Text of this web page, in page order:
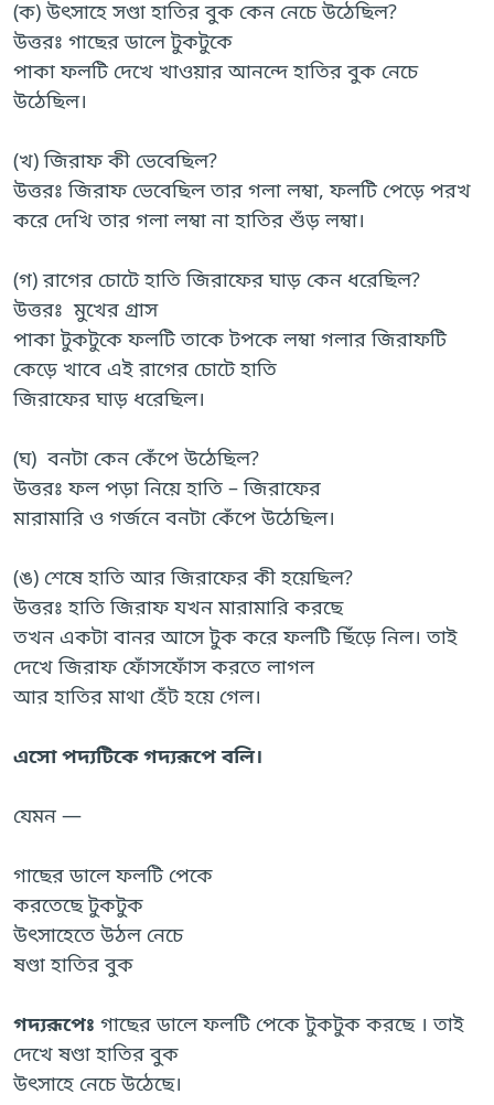
(ক) উৎসাহে সণ্ডা হাতির বুক কেন নেচে উঠেছিল?
উত্তরঃ গাছের ডালে টুকটুকে
পাকা ফলটি দেখে খাওয়ার আনন্দে হাতির বুক নেচে
উঠেছিল।
(খ) জিরাফ কী ভেবেছিল?
উত্তরঃ জিরাফ ভেবেছিল তার গলা লম্বা, ফলটি পেড়ে পরখ
করে দেখি তার গলা লম্বা না হাতির শুঁড় লম্বা।
(গ) রাগের চোটে হাতি জিরাফের ঘাড় কেন ধরেছিল?
উত্তরঃ মুখের গ্রাস
পাকা টুকটুকে ফলটি তাকে টপকে লম্বা গলার জিরাফটি
কেড়ে খাবে এই রাগের চোটে হাতি
জিরাফের ঘাড় ধরেছিল।
(ঘ) বনটা কেন কেঁপে উঠেছিল?
উত্তরঃ ফল পড়া নিয়ে হাতি – জিরাফের
মারামারি ও গর্জনে বনটা কেঁপে উঠেছিল।
(ঙ) শেষে হাতি আর জিরাফের কী হয়েছিল?
উত্তরঃ হাতি জিরাফ যখন মারামারি করছে
তখন একটা বানর আসে টুক করে ফলটি ছিঁড়ে নিল। তাই
দেখে জিরাফ ফোঁসফোঁস করতে লাগল
আর হাতির মাথা হেঁট হয়ে গেল।
এসো পদ্যটিকে গদ্যরূপে বলি।
যেমন —
গাছের ডালে ফলটি পেকে
করতেছে টুকটুক
উৎসাহেতে উঠল নেচে
ষণ্ডা হাতির বুক
গদ্যরূপেঃ গাছের ডালে ফলটি পেকে টুকটুক করছে । তাই
দেখে ষণ্ডা হাতির বুক
উৎসাহে নেচে উঠেছে।